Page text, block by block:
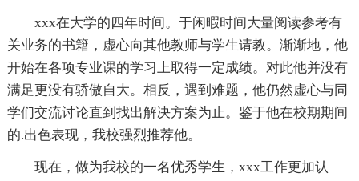
xxx在大学的四年时间。于闲暇时间大量阅读参考有
关业务的书籍，虚心向其他教师与学生请教。渐渐地，他
开始在各项专业课的学习上取得一定成绩。对此他并没有
满足更没有骄傲自大。相反，遇到难题，他仍然虚心与同
学们交流讨论直到找出解决方案为止。鉴于他在校期期间
的.出色表现，我校强烈推荐他。
现在，做为我校的一名优秀学生，xxx工作更加认